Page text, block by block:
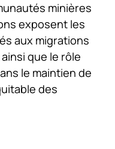
minières
exposent les
aux migrations
que le rôle
le maintien de
des